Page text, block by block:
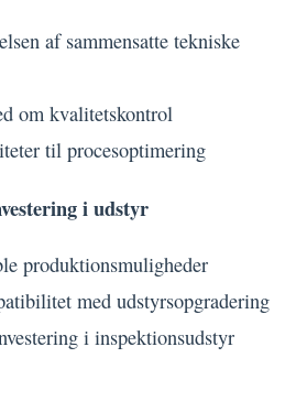
af sammensatte tekniske
om kvalitetskontrol
til procesoptimering
i udstyr
produktionsmuligheder
med udstyrsopgradering
i inspektionsudstyr